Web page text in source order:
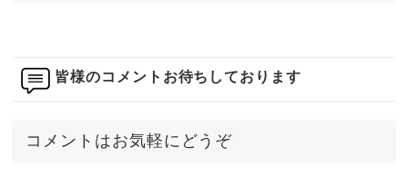
皆様のコメントお待ちしております
コメントはお気軽にどうぞ